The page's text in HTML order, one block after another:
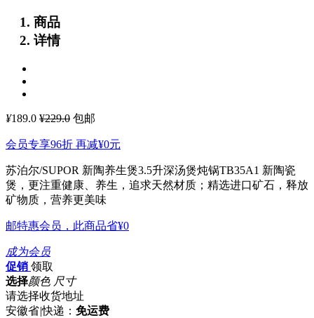
商品
详情
¥189.0 ¥229.0 包邮
会员专享96折 再减¥0元
苏泊尔/SUPOR 新陶养生煲3.5升深汤煲炖锅TB35A1 新陶瓷
煲，更注重健康、养生，追求天然材质；精选进口矿石，释放
矿物质，营养更美味
邮特惠会员，此商品省¥0
成为会员
促销 领取
选择颜色 尺寸
请选择收货地址
安徽省|快递： 免运费